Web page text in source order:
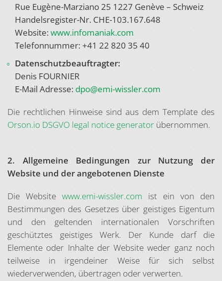
Rue Eugène-Marziano 25 1227 Genève – Schweiz
Handelsregister-Nr. CHE-103.167.648
Website: www.infomaniak.com
Telefonnummer: +41 22 820 35 40
Datenschutzbeauftragter:
Denis FOURNIER
E-Mail Adresse: dpo@emi-wissler.com
Die rechtlichen Hinweise sind aus dem Template des
Orson.io DSGVO legal notice generator übernommen.
2. Allgemeine Bedingungen zur Nutzung der
Website und der angebotenen Dienste
Die Website www.emi-wissler.com ist ein von den
Bestimmungen des Gesetzes über geistiges Eigentum
und den geltenden internationalen Vorschriften
geschütztes geistiges Werk. Der Kunde darf die
Elemente oder Inhalte der Website weder ganz noch
teilweise in irgendeiner Weise für sich selbst
wiederverwenden, übertragen oder verwerten.